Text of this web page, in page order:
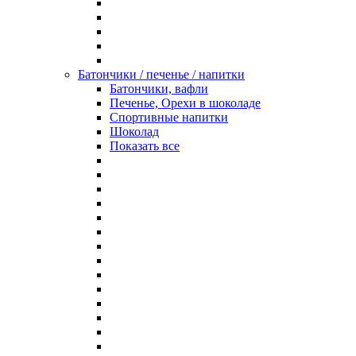
Батончики / печенье / напитки
Батончики, вафли
Печенье, Орехи в шоколаде
Спортивные напитки
Шоколад
Показать все